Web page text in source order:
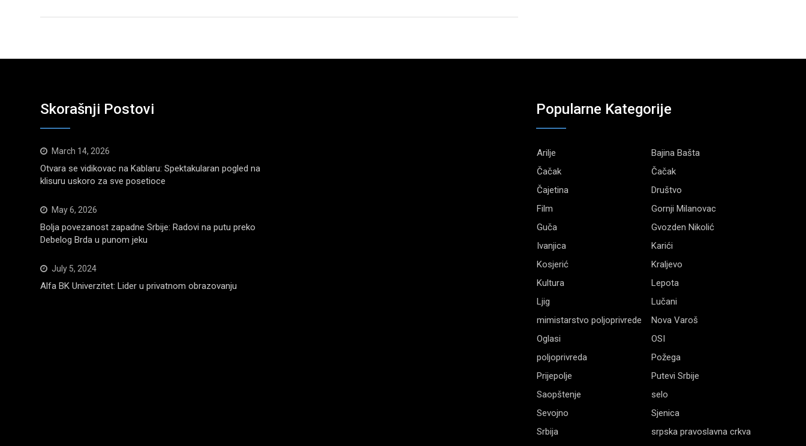
Skorašnji Postovi
March 14, 2026
Otvara se vidikovac na Kablaru: Spektakularan pogled na
klisuru uskoro za sve posetioce
May 6, 2026
Bolja povezanost zapadne Srbije: Radovi na putu preko
Debelog Brda u punom jeku
July 5, 2024
Alfa BK Univerzitet: Lider u privatnom obrazovanju
Popularne Kategorije
Arilje
Bajina Bašta
Čačak
Čačak
Čajetina
Društvo
Film
Gornji Milanovac
Guča
Gvozden Nikolić
Ivanjica
Karići
Kosjerić
Kraljevo
Kultura
Lepota
Ljig
Lučani
mimistarstvo poljoprivrede
Nova Varoš
Oglasi
OSI
poljoprivreda
Požega
Prijepolje
Putevi Srbije
Saopštenje
selo
Sevojno
Sjenica
Srbija
srpska pravoslavna crkva